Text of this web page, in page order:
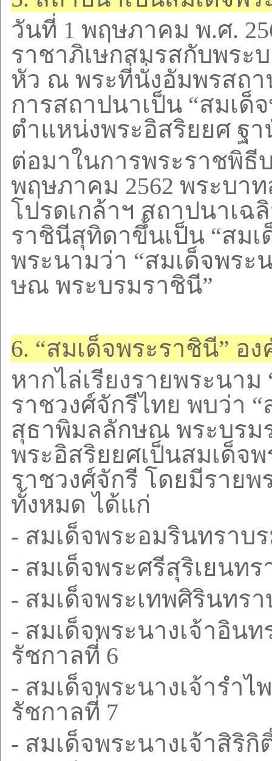
วันที่ 1 พฤษภาคม พ.ศ.
ราชาภิเษกสมรสกับพระ
หัว ณ พระที่นั่งอัมพรสถา
การสถาปนาเป็น “สมเด็
ตำแหน่งพระอิสริยยศ ฐ
ต่อมาในการพระราชพิธี
พฤษภาคม 2562 พระบาท
โปรดเกล้าฯ สถาปนาเฉ
ราชินีสุทิดาขึ้นเป็น “สมเ
พระนามว่า “สมเด็จพระ
ษณ พระบรมราชินี”
6. “สมเด็จพระราชินี” อ
หากไล่เรียงรายพระนาม
ราชวงศ์จักรีไทย พบว่า “
สุธาพิมลลักษณ พระบรม
พระอิสริยยศเป็นสมเด็จ
ราชวงศ์จักรี โดยมีราย
ทั้งหมด ได้แก่
- สมเด็จพระอมรินทราบ
- สมเด็จพระศรีสุริเยนท
- สมเด็จพระเทพศิรินทร
- สมเด็จพระนางเจ้าอิน
รัชกาลที่ 6
- สมเด็จพระนางเจ้ารำ
รัชกาลที่ 7
- สมเด็จพระนางเจ้าสิริ